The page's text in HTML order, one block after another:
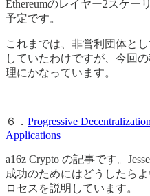
Ethereumのレイヤー2スケー
予定です。
これまでは、非営利団体と
していたわけですが、今回
理にかなっています。
６． Progressive
Applications
a16z Crypto の記事です。
成功のためにはどうしたら
ロセスを説明しています。